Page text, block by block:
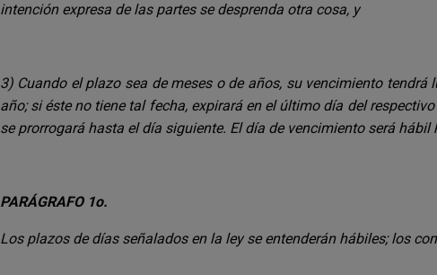
intención expresa de las partes se desprenda otra cosa, y
3) Cuando el plazo sea de meses o de años, su vencimiento
año; si éste no tiene tal fecha, expirará en el último día del
se prorrogará hasta el día siguiente. El día de vencimiento será hábil
PARÁGRAFO 1o.
Los plazos de días señalados en la ley se entenderán hábiles; los